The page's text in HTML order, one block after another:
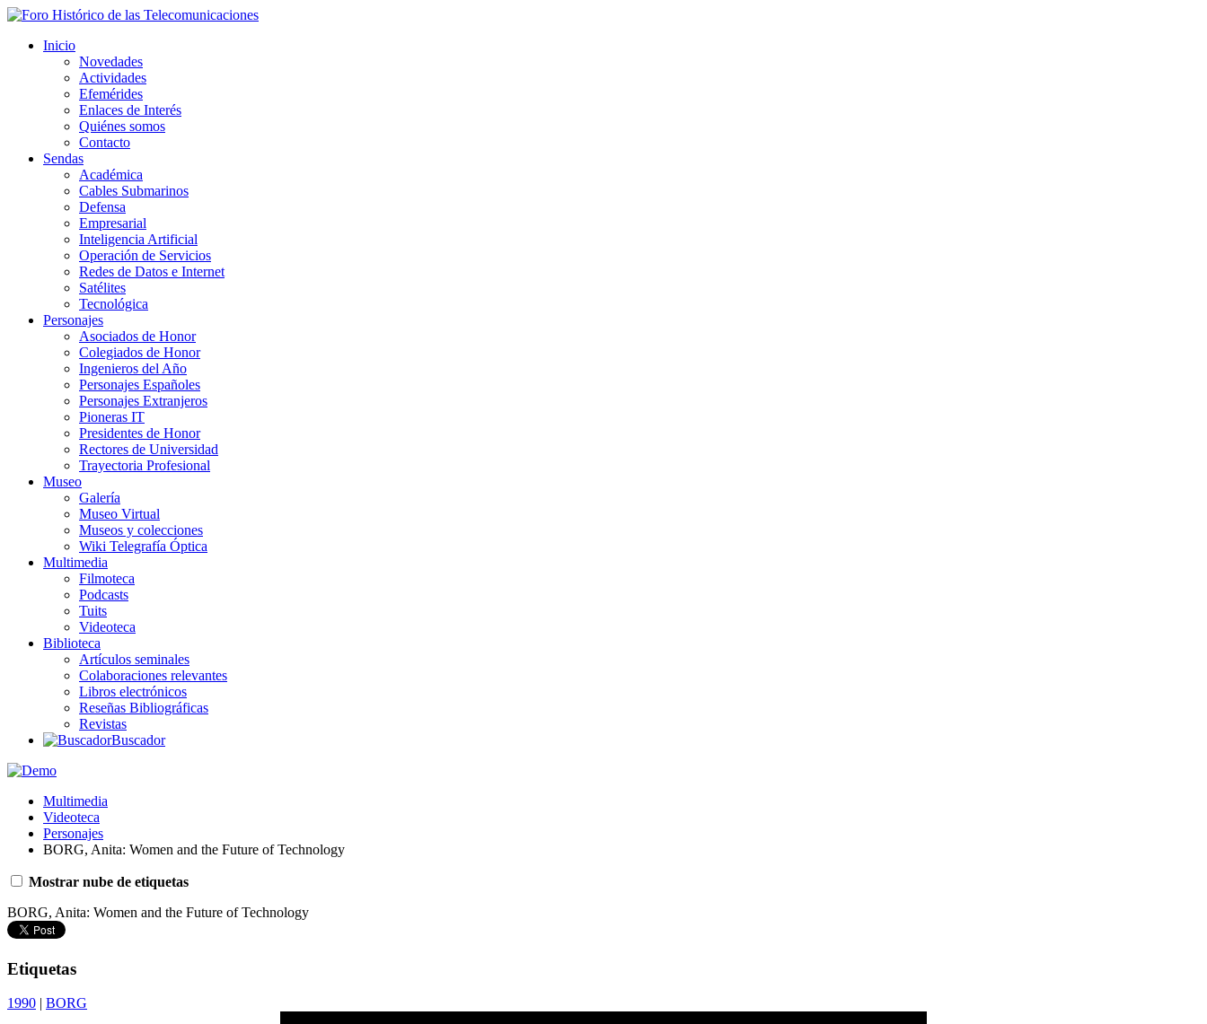
Inicio
Novedades
Actividades
Efemérides
Enlaces de Interés
Quiénes somos
Contacto
Sendas
Académica
Cables Submarinos
Defensa
Empresarial
Inteligencia Artificial
Operación de Servicios
Redes de Datos e Internet
Satélites
Tecnológica
Personajes
Asociados de Honor
Colegiados de Honor
Ingenieros del Año
Personajes Españoles
Personajes Extranjeros
Pioneras IT
Presidentes de Honor
Rectores de Universidad
Trayectoria Profesional
Museo
Galería
Museo Virtual
Museos y colecciones
Wiki Telegrafía Óptica
Multimedia
Filmoteca
Podcasts
Tuits
Videoteca
Biblioteca
Artículos seminales
Colaboraciones relevantes
Libros electrónicos
Reseñas Bibliográficas
Revistas
Buscador
Multimedia
Videoteca
Personajes
BORG, Anita: Women and the Future of Technology
Mostrar nube de etiquetas
BORG, Anita: Women and the Future of Technology
Etiquetas
1990 | BORG